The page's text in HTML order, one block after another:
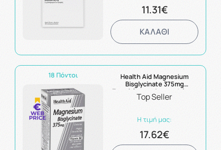
11.31€
ΚΑΛΑΘΙ
18 Πόντοι
Health Aid Magnesium
Bisglycinate 375mg
Συμπλήρωμα Διατροφής με
Μαγνήσιο & Βιταμίνη B6
Top Seller
Η τιμή μας:
17.62€